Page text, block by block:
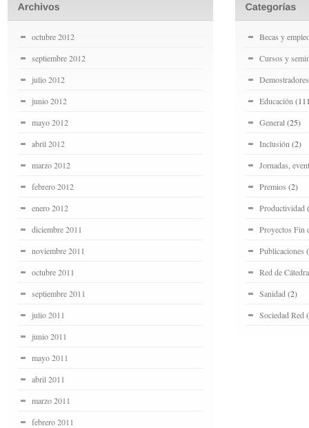
octubre 2012
septiembre 2012
julio 2012
junio 2012
mayo 2012
abril 2012
marzo 2012
febrero 2012
enero 2012
diciembre 2011
noviembre 2011
octubre 2011
septiembre 2011
julio 2011
junio 2011
mayo 2011
abril 2011
marzo 2011
febrero 2011
Becas y
Cursos y
Demostradores
Educación
General (25)
Inclusión (2)
Jornadas,
Premios (2)
Productividad
Proyectos Fin
Publicaciones
Red de
Sanidad (2)
Sociedad Red